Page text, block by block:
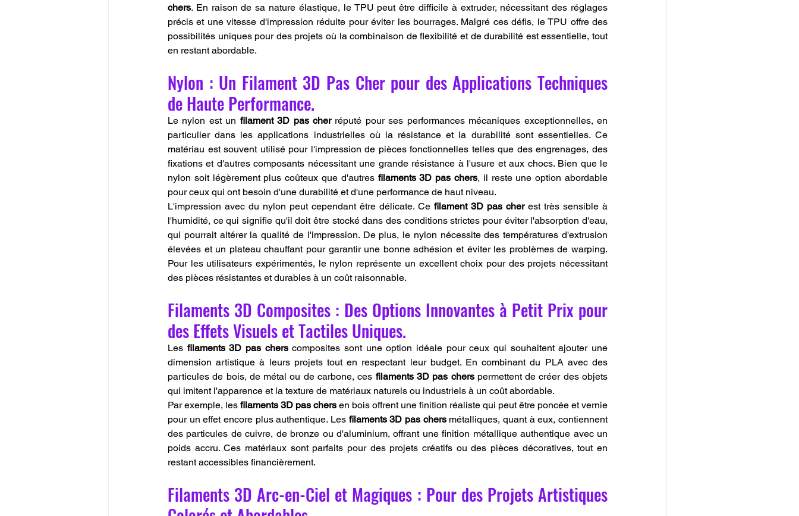
chers. En raison de sa nature élastique, le TPU peut être difficile à extruder, nécessitant des réglages
précis et une vitesse d'impression réduite pour éviter les bourrages. Malgré ces défis, le TPU offre des
possibilités uniques pour des projets où la combinaison de flexibilité et de durabilité est essentielle, tout
en restant abordable.
Nylon : Un Filament 3D Pas Cher pour des Applications Techniques
de Haute Performance.
Le nylon est un filament 3D pas cher réputé pour ses performances mécaniques exceptionnelles, en
particulier dans les applications industrielles où la résistance et la durabilité sont essentielles. Ce
matériau est souvent utilisé pour l'impression de pièces fonctionnelles telles que des engrenages, des
fixations et d'autres composants nécessitant une grande résistance à l'usure et aux chocs. Bien que le
nylon soit légèrement plus coûteux que d'autres filaments 3D pas chers, il reste une option abordable
pour ceux qui ont besoin d'une durabilité et d'une performance de haut niveau.
L'impression avec du nylon peut cependant être délicate. Ce filament 3D pas cher est très sensible à
l'humidité, ce qui signifie qu'il doit être stocké dans des conditions strictes pour éviter l'absorption d'eau,
qui pourrait altérer la qualité de l'impression. De plus, le nylon nécessite des températures d'extrusion
élevées et un plateau chauffant pour garantir une bonne adhésion et éviter les problèmes de warping.
Pour les utilisateurs expérimentés, le nylon représente un excellent choix pour des projets nécessitant
des pièces résistantes et durables à un coût raisonnable.
Filaments 3D Composites : Des Options Innovantes à Petit Prix pour
des Effets Visuels et Tactiles Uniques.
Les filaments 3D pas chers composites sont une option idéale pour ceux qui souhaitent ajouter une
dimension artistique à leurs projets tout en respectant leur budget. En combinant du PLA avec des
particules de bois, de métal ou de carbone, ces filaments 3D pas chers permettent de créer des objets
qui imitent l'apparence et la texture de matériaux naturels ou industriels à un coût abordable.
Par exemple, les filaments 3D pas chers en bois offrent une finition réaliste qui peut être poncée et vernie
pour un effet encore plus authentique. Les filaments 3D pas chers métalliques, quant à eux, contiennent
des particules de cuivre, de bronze ou d'aluminium, offrant une finition métallique authentique avec un
poids accru. Ces matériaux sont parfaits pour des projets créatifs ou des pièces décoratives, tout en
restant accessibles financièrement.
Filaments 3D Arc-en-Ciel et Magiques : Pour des Projets Artistiques